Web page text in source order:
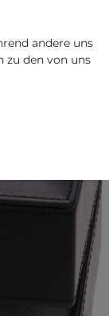
andere uns
zu den von uns